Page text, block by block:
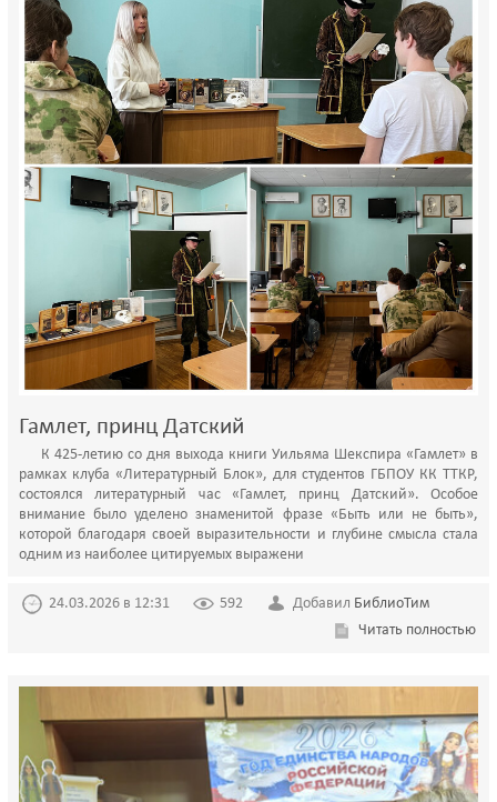
Гамлет, принц Датский
К 425-летию со дня выхода книги Уильяма Шекспира «Гамлет» в
рамках клуба «Литературный Блок», для студентов ГБПОУ КК ТТКР,
состоялся литературный час «Гамлет, принц Датский». Особое
внимание было уделено знаменитой фразе «Быть или не быть»,
которой благодаря своей выразительности и глубине смысла стала
одним из наиболее цитируемых выражени
24.03.2026 в 12:31 592 Добавил БиблиоТим
Читать полностью